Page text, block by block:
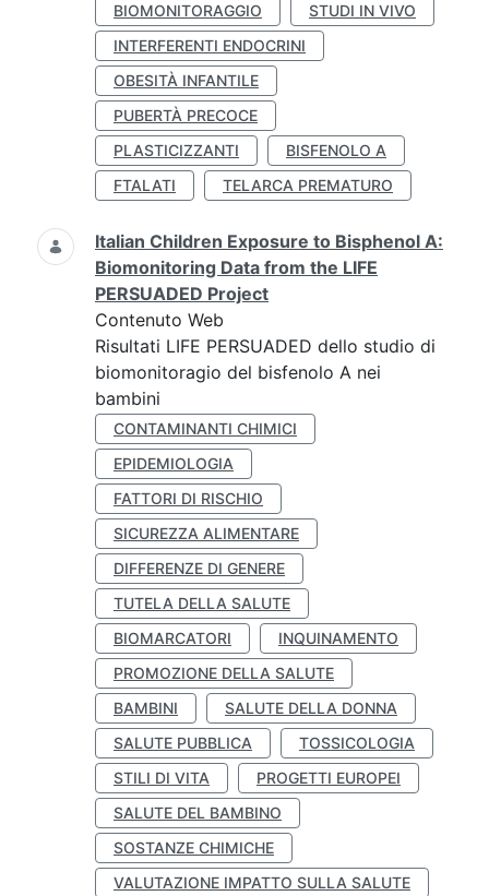
BIOMONITORAGGIO
STUDI IN VIVO
INTERFERENTI ENDOCRINI
OBESITÀ INFANTILE
PUBERTÀ PRECOCE
PLASTICIZZANTI
BISFENOLO A
FTALATI
TELARCA PREMATURO
Italian Children Exposure to Bisphenol A:
Biomonitoring Data from the LIFE
PERSUADED Project
Contenuto Web
Risultati LIFE PERSUADED dello studio di
biomonitoragio del bisfenolo A nei
bambini
CONTAMINANTI CHIMICI
EPIDEMIOLOGIA
FATTORI DI RISCHIO
SICUREZZA ALIMENTARE
DIFFERENZE DI GENERE
TUTELA DELLA SALUTE
BIOMARCATORI
INQUINAMENTO
PROMOZIONE DELLA SALUTE
BAMBINI
SALUTE DELLA DONNA
SALUTE PUBBLICA
TOSSICOLOGIA
STILI DI VITA
PROGETTI EUROPEI
SALUTE DEL BAMBINO
SOSTANZE CHIMICHE
VALUTAZIONE IMPATTO SULLA SALUTE